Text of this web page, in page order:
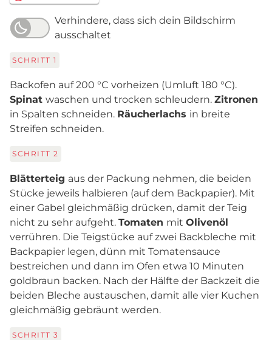
Verhindere, dass sich dein Bildschirm
ausschaltet
SCHRITT 1
Backofen auf 200 °C vorheizen (Umluft 180 °C).
Spinat waschen und trocken schleudern. Zitronen
in Spalten schneiden. Räucherlachs in breite
Streifen schneiden.
SCHRITT 2
Blätterteig aus der Packung nehmen, die beiden
Stücke jeweils halbieren (auf dem Backpapier). Mit
einer Gabel gleichmäßig drücken, damit der Teig
nicht zu sehr aufgeht. Tomaten mit Olivenöl
verrühren. Die Teigstücke auf zwei Backbleche mit
Backpapier legen, dünn mit Tomatensauce
bestreichen und dann im Ofen etwa 10 Minuten
goldbraun backen. Nach der Hälfte der Backzeit die
beiden Bleche austauschen, damit alle vier Kuchen
gleichmäßig gebräunt werden.
SCHRITT 3